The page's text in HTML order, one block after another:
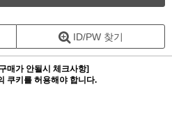
ID/PW 찾기
매가 안될시 체크사항]
쿠키를 허용해야 합니다.